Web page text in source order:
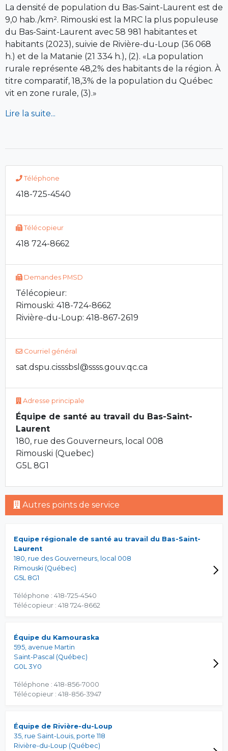
La densité de population du Bas-Saint-Laurent est de
9,0 hab./km². Rimouski est la MRC la plus populeuse
du Bas-Saint-Laurent avec 58 981 habitantes et
habitants (2023), suivie de Rivière-du-Loup (36 068
h.) et de la Matanie (21 334 h.), (2). «La population
rurale représente 48,2% des habitants de la région. À
titre comparatif, 18,3% de la population du Québec
vit en zone rurale, (3).»
Lire la suite...
Téléphone
418-725-4540
Télécopieur
418 724-8662
Demandes PMSD
Télécopieur:
Rimouski: 418-724-8662
Rivière-du-Loup: 418-867-2619
Courriel général
sat.dspu.cisssbsl@ssss.gouv.qc.ca
Adresse principale
Équipe de santé au travail du Bas-Saint-
Laurent
180, rue des Gouverneurs, local 008
Rimouski (Quebec)
G5L 8G1
Autres points de service
Equipe régionale de santé au travail du Bas-Saint-
Laurent
180, rue des Gouverneurs, local 008
Rimouski (Québec)
G5L 8G1
Téléphone : 418-725-4540
Télécopieur : 418 724-8662
Équipe du Kamouraska
595, avenue Martin
Saint-Pascal (Québec)
G0L 3Y0
Téléphone : 418-856-7000
Télécopieur : 418-856-3947
Équipe de Rivière-du-Loup
35, rue Saint-Louis, porte 118
Rivière-du-Loup (Québec)